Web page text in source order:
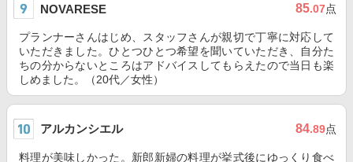
NOVARESE 85.07点
プランナーさんはじめ、スタッフさんが親切で丁寧に対応して
いただきました。ひとつひとつ希望を聞いていただき、自分た
ちの分からないところはアドバイスしてもらえたので当日も楽
しめました。（20代／女性）
アルカンシエル 84.89点
料理が美味しかった。新郎新婦の料理が挙式後にゆっくり食べ